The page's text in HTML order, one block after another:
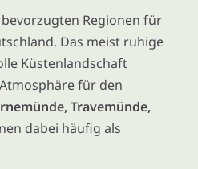
Regionen für
Das meist ruhige
Küstenlandschaft
für den
Travemünde,
dabei häufig als